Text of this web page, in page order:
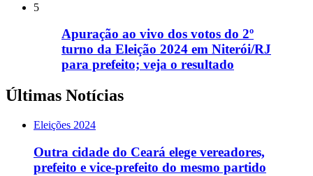
5
Apuração ao vivo dos votos do 2º
turno da Eleição 2024 em Niterói/RJ
para prefeito; veja o resultado
Últimas Notícias
Eleições 2024
Outra cidade do Ceará elege vereadores,
prefeito e vice-prefeito do mesmo partido